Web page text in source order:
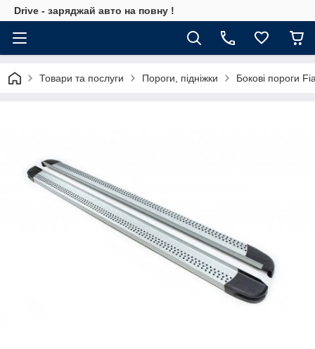
Drive - заряджай авто на повну !
Товари та послуги Пороги, підніжки Бокові пороги